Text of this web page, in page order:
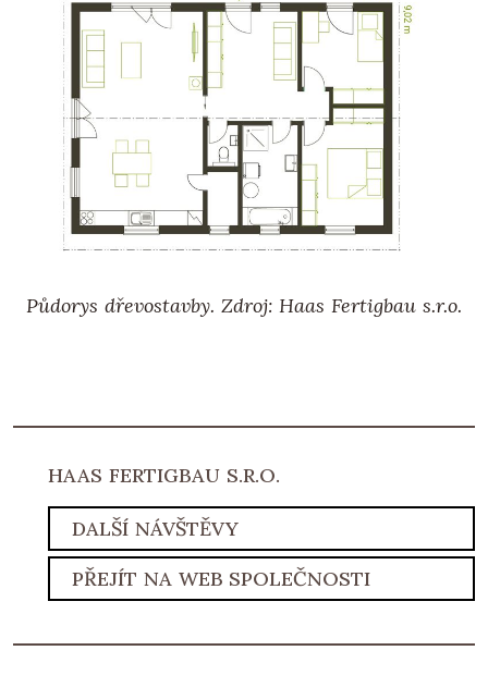
Půdorys dřevostavby. Zdroj: Haas Fertigbau s.r.o.
HAAS FERTIGBAU S.R.O.
DALŠÍ NÁVŠTĚVY
PŘEJÍT NA WEB SPOLEČNOSTI